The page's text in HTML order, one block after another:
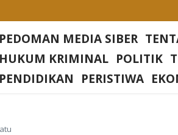
Polres Bangka Barat
Tengah Kabupaten Sukabumi
Pimpin Wilayah Baru
PEDOMAN MEDIA SIBER
HUKUM KRIMINAL POLITIK
PENDIDIKAN
PERISTIWA